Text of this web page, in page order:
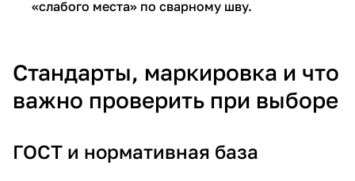
«слабого места» по сварному шву.
Стандарты, маркировка и что
важно проверить при выборе
ГОСТ и нормативная база